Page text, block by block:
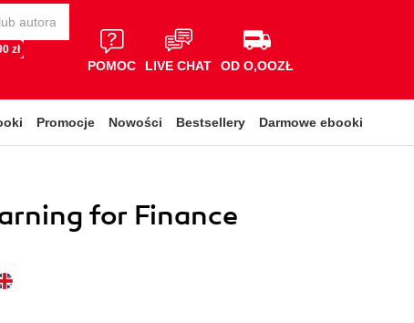
zł
POMOC LIVE CHAT OD O,OOZŁ
Promocje Nowości Bestsellery Darmowe ebooki
for Finance